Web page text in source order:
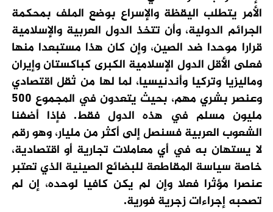
الأمر يتطلب اليقظة والإسراع بوضع الملف بمحكمة
الجرائم الدولية، وأن تتخذ الدول العربية والإسلامية
قرارا موحدا ضد الصين، وإن كان هذا مستبعدا منها
فعلى الأقل الدول الإسلامية الكبرى كباكستان وإيران
وماليزيا وتركيا وأندنيسيا، لما لها من ثقل اقتصادي
وعنصر بشري مهم، بحيث يتعدون في المجموع 500
مليون مسلم في هذه الدول فقط. فإذا أضفنا
الشعوب العربية فسنصل إلى أكثر من مليار، وهو رقم
لا يستهان به في أي معاملات تجارية أو اقتصادية،
خاصة سياسة المقاطعة للبضائع الصينية الذي تعتبر
عنصرا مؤثرا فعلا وإن لم يكن كافيا لوحده، إن لم
تصحبه إجراءات زجرية فورية.